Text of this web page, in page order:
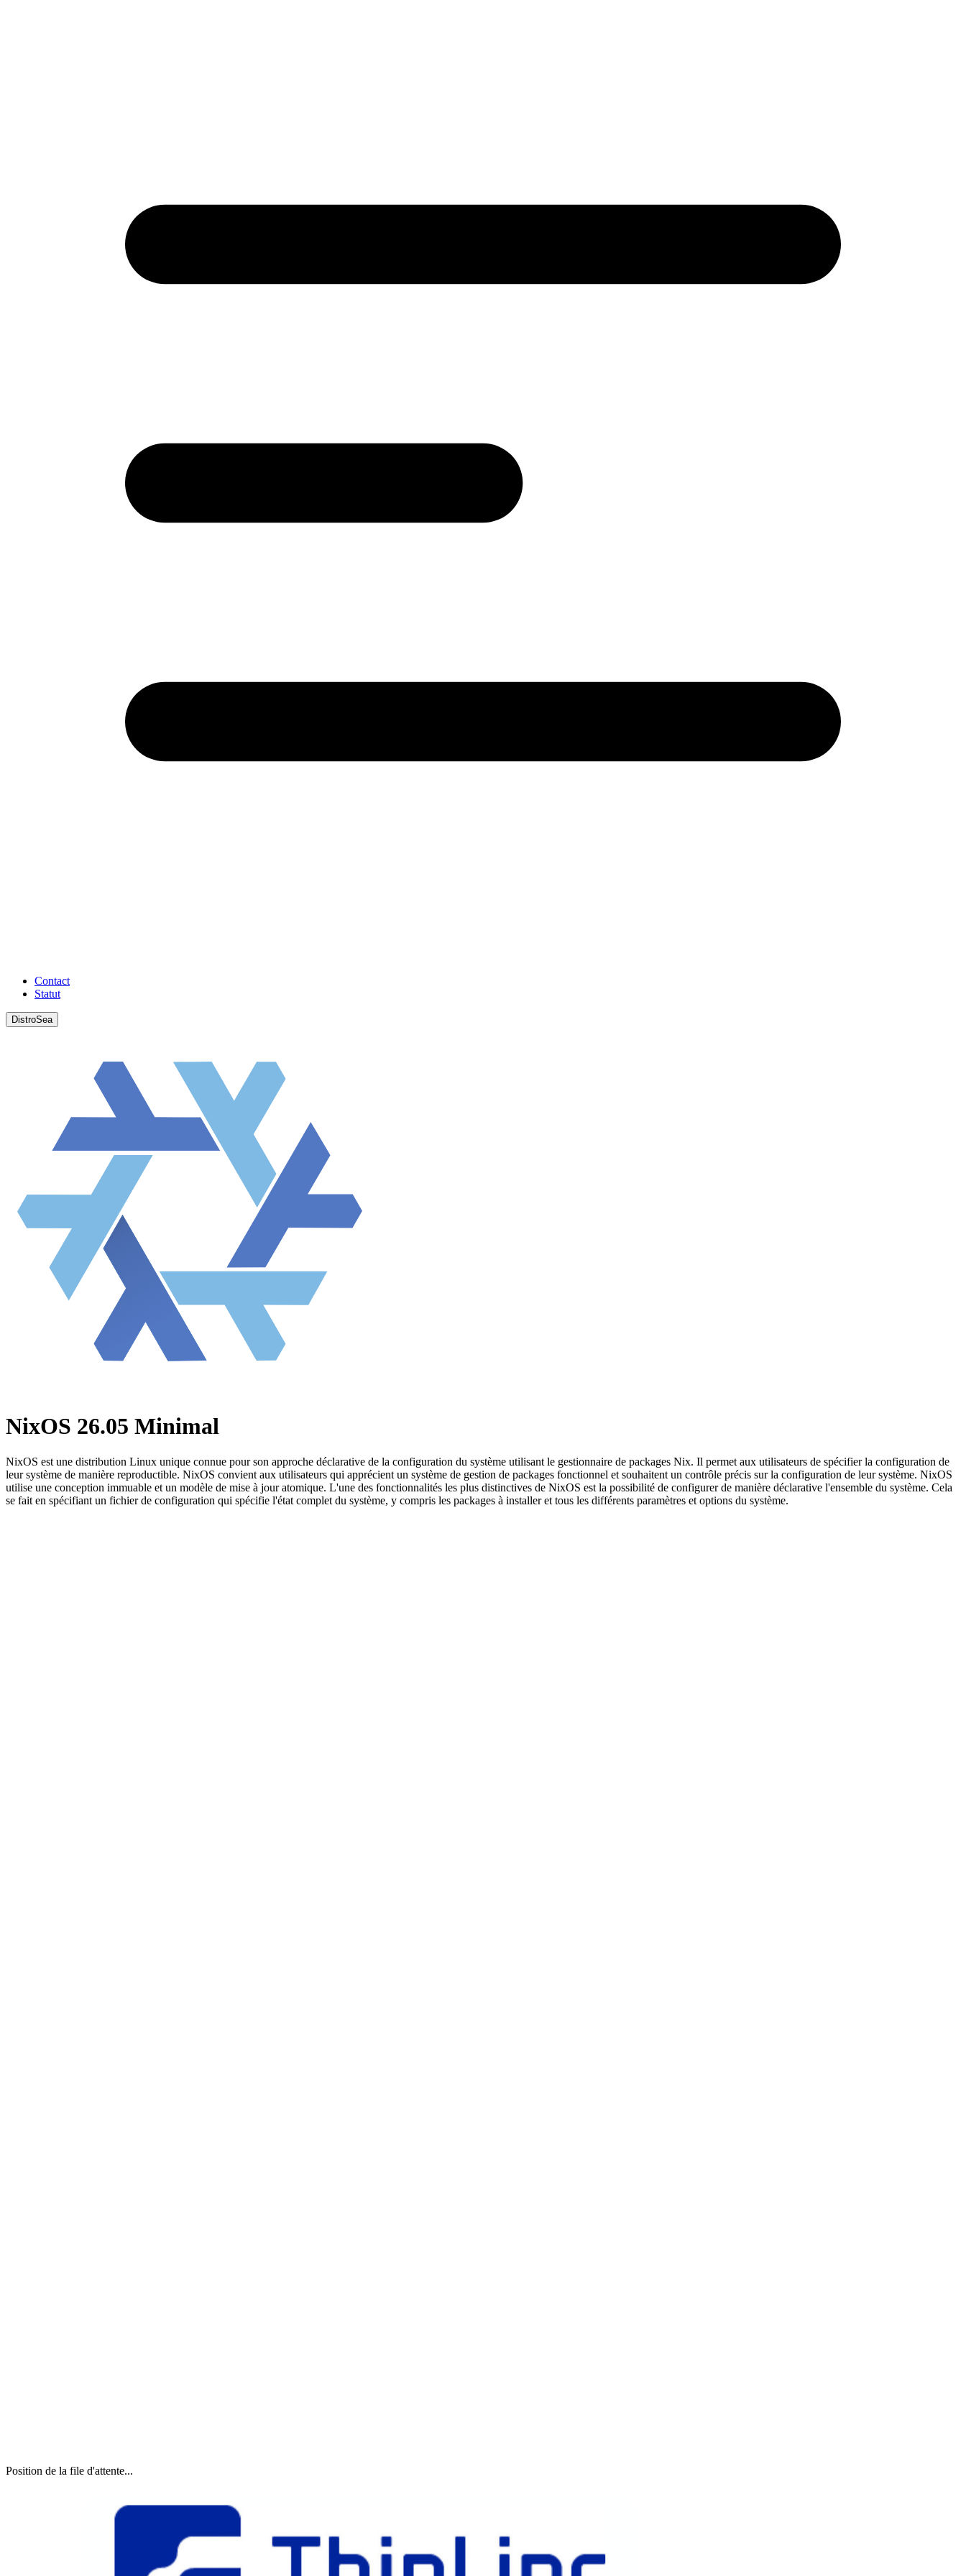
Contact
Statut
DistroSea
NixOS 26.05 Minimal
NixOS est une distribution Linux unique connue pour son approche déclarative de la configuration du système utilisant le gestionnaire de packages Nix. Il permet aux utilisateurs de spécifier la configuration de
leur système de manière reproductible. NixOS convient aux utilisateurs qui apprécient un système de gestion de packages fonctionnel et souhaitent un contrôle précis sur la configuration de leur système. NixOS
utilise une conception immuable et un modèle de mise à jour atomique. L'une des fonctionnalités les plus distinctives de NixOS est la possibilité de configurer de manière déclarative l'ensemble du système. Cela
se fait en spécifiant un fichier de configuration qui spécifie l'état complet du système, y compris les packages à installer et tous les différents paramètres et options du système.
Position de la file d'attente...